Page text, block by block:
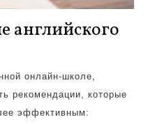
английского
онлайн-школе,
рекомендации, которые
эффективным: